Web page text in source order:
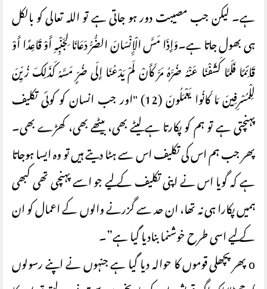
ہے۔ لیکن جب مصیبت دور ہو جاتی ہے تو اللہ تعالی کو بالکل
ہی بھول جاتا ہے۔وَإِذَا مَسَّ الْإِنْسَانَ الضُّرُّ دَعَانَا لِجَنْبِهِ أَوْ قَاعِدًا أَوْ
قَائِمًا فَلَمَّا كَشَفْنَا عَنْهُ ضُرَّهُ مَرَّ كَأَنْ لَمْ يَدْعُنَا إِلَى ضُرٍّ مَسَّهُ كَذَلِكَ زُيِّنَ
لِلْمُسْرِفِينَ مَا كَانُوا يَعْمَلُونَ (12) "اور جب انسان کو کوئی تکلیف
پہنچتی ہے تو ہم کو پکارتا ہے لیٹے بھی، بیٹھے بھی، کھڑے بھی۔
پھر جب ہم اس کی تکلیف اس سے ہٹا دیتے ہیں تو وه ایسا ہوجاتا
ہے کہ گویا اس نے اپنی تکلیف کے لیے جو اسے پہنچی تھی کبھی
ہمیں پکارا ہی نہ تھا، ان حد سے گزرنے والوں کے اعمال کو ان
کے لیے اسی طرح خوشنما بنادیا گیا ہے”۔
o پھر پچھلی قوموں کا حوالہ دیا گیا ہے جنہوں نے اپنے رسولوں